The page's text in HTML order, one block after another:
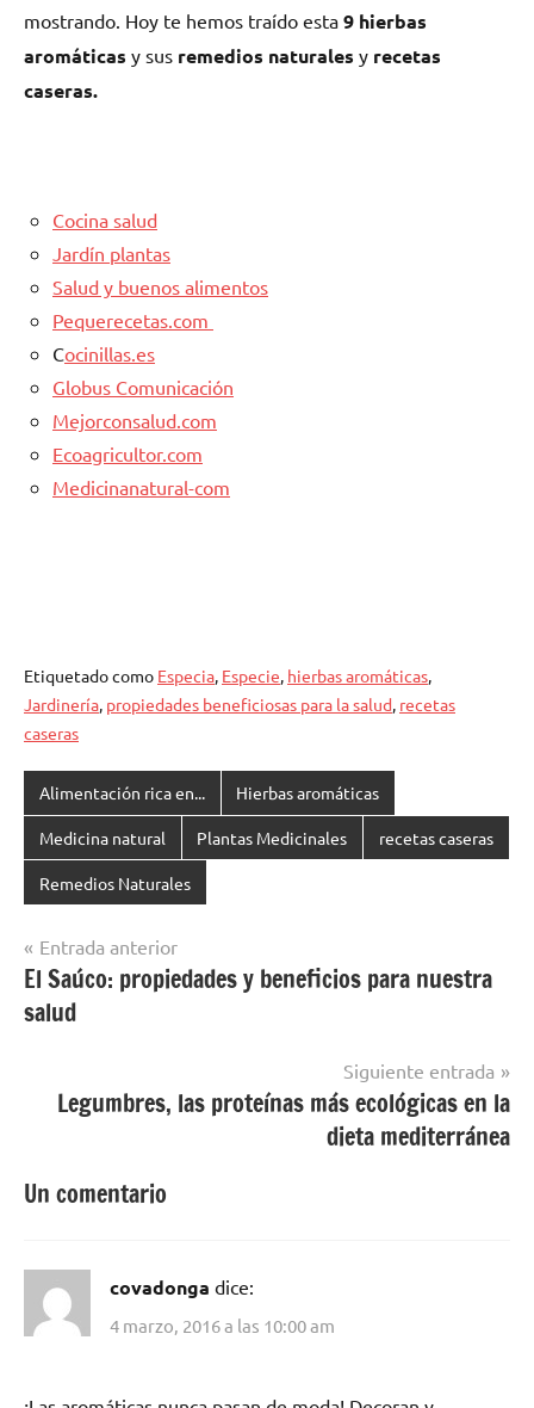
mostrando. Hoy te hemos traído esta 9 hierbas
aromáticas y sus remedios naturales y recetas
caseras.
Cocina salud
Jardín plantas
Salud y buenos alimentos
Pequerecetas.com
Cocinillas.es
Globus Comunicación
Mejorconsalud.com
Ecoagricultor.com
Medicinanatural-com
Etiquetado como Especia, Especie, hierbas aromáticas,
Jardinería, propiedades beneficiosas para la salud, recetas
caseras
Alimentación rica en... Hierbas aromáticas
Medicina natural Plantas Medicinales recetas caseras
Remedios Naturales
Navegación
de
entradas
Entrada anterior
El Saúco: propiedades y beneficios para nuestra
salud
Siguiente entrada
Legumbres, las proteínas más ecológicas en la
dieta mediterránea
Un comentario
covadonga dice:
4 marzo, 2016 a las 10:00 am